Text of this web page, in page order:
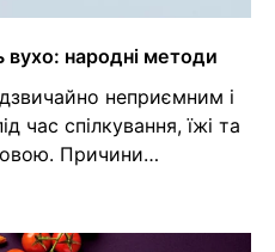
народні методи
неприємним і
час спілкування, їжі та
Причини…